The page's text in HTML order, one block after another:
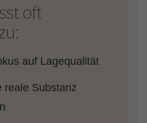
oft
auf Lagequalität
reale Substanz